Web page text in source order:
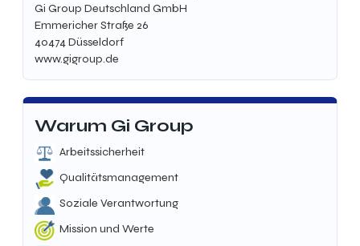
Gi Group Deutschland GmbH
Emmericher Straße 26
40474 Düsseldorf
www.gigroup.de
Warum Gi Group
Arbeitssicherheit
Qualitätsmanagement
Soziale Verantwortung
Mission und Werte